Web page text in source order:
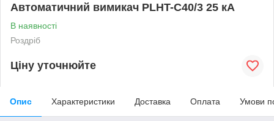
Автоматичний вимикач PLHT-C40/3 25 кА
В наявності
Роздріб
Ціну уточнюйте
Опис Характеристики Доставка Оплата Умови